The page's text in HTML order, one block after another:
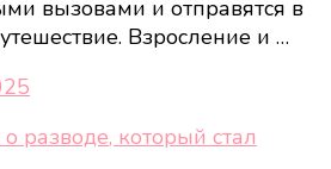
вызовами и отправятся в
Взросление и …
разводе, который стал